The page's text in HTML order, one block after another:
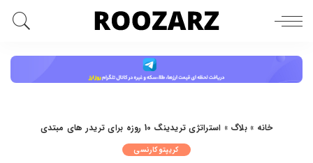
خانه »بلاگ » استراتژی تریدینگ 10 روزه برای تریدر های مبتدی
کریپتوکارنسی